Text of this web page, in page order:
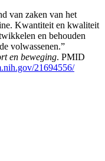
van zaken van het
Kwantiteit en kwaliteit
en behouden
volwassenen.”
en beweging. PMID
21694556/